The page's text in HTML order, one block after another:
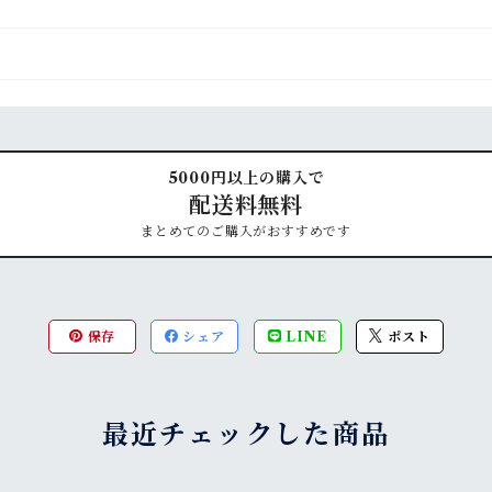
5000円以上の購入で
配送料無料
まとめてのご購入がおすすめです
保存 シェア LINE ポスト
最近チェックした商品